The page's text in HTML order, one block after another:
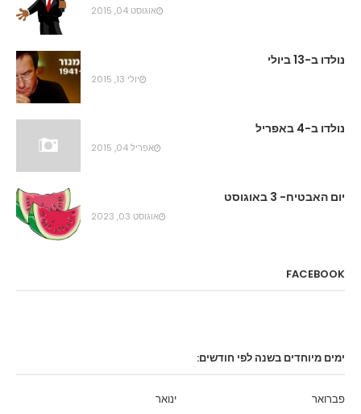
אוגוסט 04, 2015
נולדו ב-13 ביולי
יולי 13, 2015
נולדו ב-4 באפריל
אפריל 04, 2015
יום האבטיח- 3 באוגוסט
אוגוסט 03, 2023
FACEBOOK
ימים מיוחדים בשנה לפי חודשים:
ינואר
פברואר